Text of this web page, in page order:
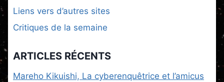
Liens vers d’autres sites
Critiques de la semaine
ARTICLES RÉCENTS
Mareho Kikuishi, La cyberenquêtrice et l’amicus